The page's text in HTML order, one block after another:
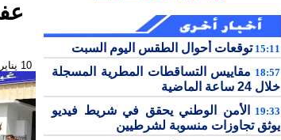
15:11 توقعات أحوال الطقس اليوم السبت
18:57 مقاييس التساقطات المطرية المسجلة
خلال 24 ساعة الماضية
19:33 الأمن الوطني يحقق في شريط فيديو
يوثق تجاوزات منسوبة لشرطيين
10 يناير 2025 - 18:21